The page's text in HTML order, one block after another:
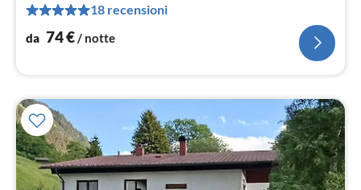
18 recensioni
da 74€/ notte